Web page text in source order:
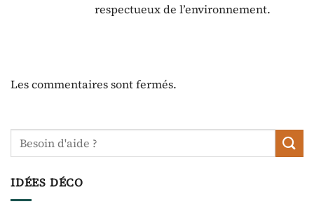
respectueux de l’environnement.
Les commentaires sont fermés.
IDÉES DÉCO